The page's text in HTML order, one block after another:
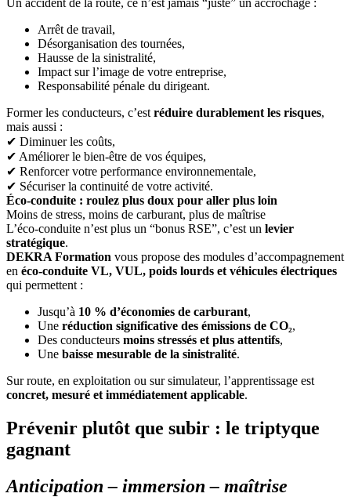
Arrêt de travail,
Désorganisation des tournées,
Hausse de la sinistralité,
Impact sur l’image de votre entreprise,
Responsabilité pénale du dirigeant.
Former les conducteurs, c’est réduire durablement les risques,
mais aussi :
✔ Diminuer les coûts,
✔ Améliorer le bien-être de vos équipes,
✔ Renforcer votre performance environnementale,
✔ Sécuriser la continuité de votre activité.
Éco-conduite : roulez plus doux pour aller plus loin
Moins de stress, moins de carburant, plus de maîtrise
L’éco-conduite n’est plus un “bonus RSE”, c’est un levier
stratégique.
DEKRA Formation vous propose des modules d’accompagnement
en éco-conduite VL, VUL, poids lourds et véhicules électriques
qui permettent :
Jusqu’à 10 % d’économies de carburant,
Une réduction significative des émissions de CO₂,
Des conducteurs moins stressés et plus attentifs,
Une baisse mesurable de la sinistralité.
Sur route, en exploitation ou sur simulateur, l’apprentissage est
concret, mesuré et immédiatement applicable.
Prévenir plutôt que subir : le triptyque
gagnant
Anticipation – immersion – maîtrise